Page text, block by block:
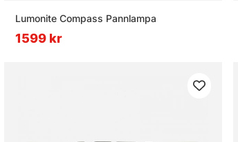
Lumonite Compass Pannlampa
1599 kr